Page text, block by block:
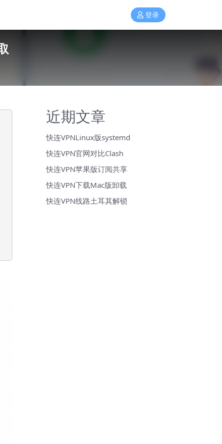
登录
近期文章
快连VPNLinux版systemd
快连VPN官网对比Clash
快连VPN苹果版订阅共享
快连VPN下载Mac版卸载
快连VPN线路土耳其解锁